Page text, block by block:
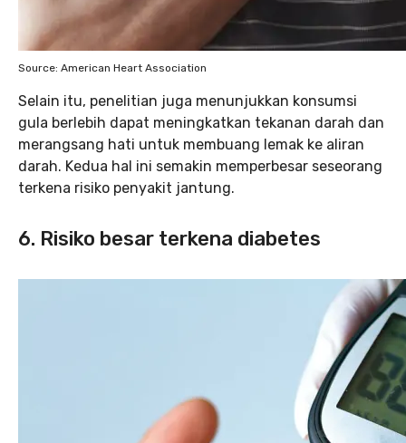
Source: American Heart Association
Selain itu, penelitian juga menunjukkan konsumsi
gula berlebih dapat meningkatkan tekanan darah dan
merangsang hati untuk membuang lemak ke aliran
darah. Kedua hal ini semakin memperbesar seseorang
terkena risiko penyakit jantung.
6. Risiko besar terkena diabetes